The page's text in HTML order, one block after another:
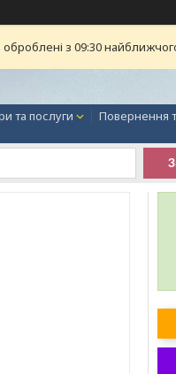
з 09:30
та послуги Повернення